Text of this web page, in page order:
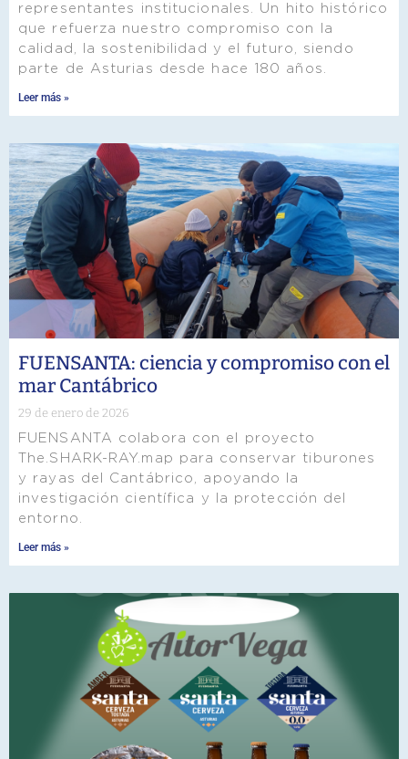
representantes institucionales. Un hito histórico
que refuerza nuestro compromiso con la
calidad, la sostenibilidad y el futuro, siendo
parte de Asturias desde hace 180 años.
Leer más »
FUENSANTA: ciencia y compromiso con el
mar Cantábrico
29 de enero de 2026
FUENSANTA colabora con el proyecto
The.SHARK-RAY.map para conservar tiburones
y rayas del Cantábrico, apoyando la
investigación científica y la protección del
entorno.
Leer más »